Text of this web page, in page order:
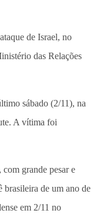
de Israel, no
das Relações
sábado (2/11), na
A vítima foi
grande pesar e
brasileira de um ano de
em 2/11 no